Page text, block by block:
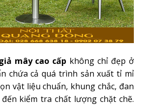
mây cao cấp không chỉ đẹp ở
chứa cả quá trình sản xuất tỉ mỉ
vật liệu chuẩn, khung chắc, đan
kiểm tra chất lượng chặt chẽ.